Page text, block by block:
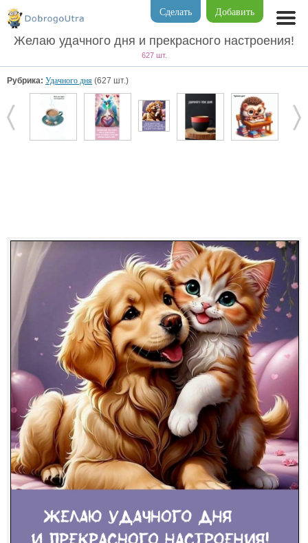
Добавить
Сделать
Желаю удачного дня и прекрасного настроения!
627 шт.
Рубрика: Удачного дня (627 шт.)